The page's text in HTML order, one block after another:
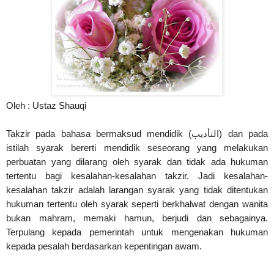
Oleh : Ustaz Shauqi
Takzir pada bahasa bermaksud mendidik (التأديب) dan pada
istilah syarak bererti mendidik seseorang yang melakukan
perbuatan yang dilarang oleh syarak dan tidak ada hukuman
tertentu bagi kesalahan-kesalahan takzir. Jadi kesalahan-
kesalahan takzir adalah larangan syarak yang tidak ditentukan
hukuman tertentu oleh syarak seperti berkhalwat dengan wanita
bukan mahram, memaki hamun, berjudi dan sebagainya.
Terpulang kepada pemerintah untuk mengenakan hukuman
kepada pesalah berdasarkan kepentingan awam.